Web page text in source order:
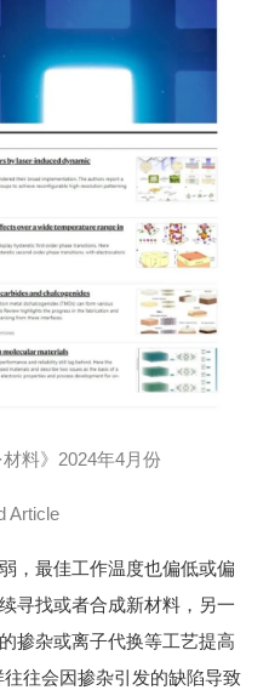
料》2024年4月份
Article
，最佳工作温度也偏低或偏
寻找或者合成新材料，另一
掺杂或离子代换等工艺提高
往会因掺杂引发的缺陷导致